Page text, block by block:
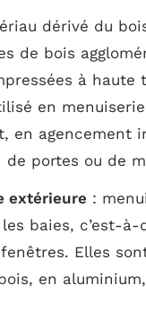
dérivé du
de bois
à haute
en
en agencement
portes ou de
extérieure :
baies, c’est-à-
Elles
en